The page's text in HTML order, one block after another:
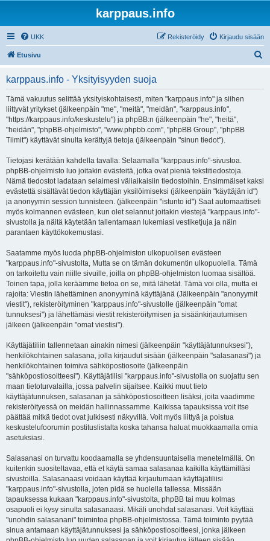
karppaus.info
UKK Kirjaudu sisään
Rekisteröidy
Etusivu
karppaus.info - Yksityisyyden suoja
Tämä vakuutus selittää yksityiskohtaisesti, miten "karppaus.info" ja siihen
liittyvät yritykset (jälkeenpäin "me", "meitä", "meidän", "karppaus.info",
"https://karppaus.info/keskustelu") ja phpBB:n (jälkeenpäin "he", "heitä",
"heidän", "phpBB-ohjelmisto", "www.phpbb.com", "phpBB Group", "phpBB
Tiimit") käyttävät sinulta kerättyjä tietoja (jälkeenpäin "sinun tiedot").
Tietojasi kerätään kahdella tavalla: Selaamalla "karppaus.info"-sivustoa.
phpBB-ohjelmisto luo joitakin evästeitä, jotka ovat pieniä tekstitiedostoja.
Nämä tiedostot ladataan selaimesi väliaikaisiin tiedostoihin. Ensimmäiset kaksi
evästettä sisältävät tiedon käyttäjän yksilöimiseksi (jälkeenpäin "käyttäjän id")
ja anonyymin session tunnisteen. (jälkeenpäin "istunto id") Saat automaattiseti
myös kolmannen evästeen, kun olet selannut joitakin viestejä "karppaus.info"-
sivustolla ja näitä käytetään tallentamaan lukemiasi vestiketjuja ja näin
parantaen käyttökokemustasi.
Saatamme myös luoda phpBB-ohjelmiston ulkopuolisen evästeen
"karppaus.info"-sivustolta, Mutta se on tämän dokumentin ulkopuolella. Tämä
on tarkoitettu vain niille sivuille, joilla on phpBB-ohjelmiston luomaa sisältöä.
Toinen tapa, jolla keräämme tietoa on se, mitä lähetät. Tämä voi olla, mutta ei
rajoita: Viestin lähettäminen anonyyminä käyttäjänä (Jälkeenpäin "anonyymit
viestit"), rekisteröityminen "karppaus.info"-sivustolle (jälkeenpäin "omat
tunnuksesi") ja lähettämäsi viestit rekisteröitymisen ja sisäänkirjautumisen
jälkeen (jälkeenpäin "omat viestisi").
Käyttäjätiliin tallennetaan ainakin nimesi (jälkeenpäin "käyttäjätunnuksesi"),
henkilökohtainen salasana, jolla kirjaudut sisään (jälkeenpäin "salasanasi") ja
henkilökohtainen toimiva sähköpostiosoite (jälkeenpäin
"sähköpostiosoitteesi"). Käyttäjätilisi "karppaus.info"-sivustolla on suojattu sen
maan tietoturvalailla, jossa palvelin sijaitsee. Kaikki muut tieto
käyttäjätunnuksen, salasanan ja sähköpostiosoitteen lisäksi, joita vaadimme
rekisteröityessä on meidän hallinnassamme. Kaikissa tapauksissa voit itse
päättää mitkä tiedot ovat julkisesti näkyvillä. Voit myös liittyä ja poistua
keskustelufoorumin postituslistalta koska tahansa haluat muokkaamalla omia
asetuksiasi.
Salasanasi on turvattu koodaamalla se yhdensuuntaisella menetelmällä. On
kuitenkin suositeltavaa, että et käytä samaa salasanaa kaikilla käyttämilläsi
sivustoilla. Salasanaasi voidaan käyttää kirjautumaan käyttäjätiliisi
"karppaus.info"-sivustolla, joten pidä se huolella tallessa. Missään
tapauksessa kukaan "karppaus.info"-sivustolta, phpBB tai muu kolmas
osapuoli ei kysy sinulta salasanaasi. Mikäli unohdat salasanasi. Voit käyttää
"unohdin salasanani" toimintoa phpBB-ohjelmistossa. Tämä toiminto pyytää
sinua antamaan käyttäjätunnuksesi ja sähköpostiosoitteesi, jonka jälkeen